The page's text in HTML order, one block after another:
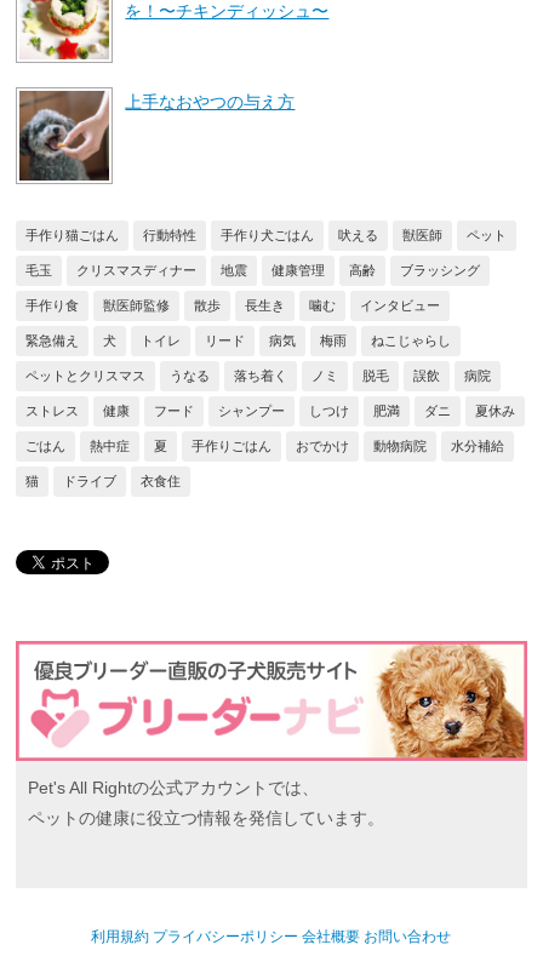
を！〜チキンディッシュ〜
上手なおやつの与え方
手作り猫ごはん 行動特性 手作り犬ごはん 吠える 獣医師 ペット
毛玉 クリスマスディナー 地震 健康管理 高齢 ブラッシング
手作り食 獣医師監修 散歩 長生き 噛む インタビュー
緊急備え 犬 トイレ リード 病気 梅雨 ねこじゃらし
ペットとクリスマス うなる 落ち着く ノミ 脱毛 誤飲 病院
ストレス 健康 フード シャンプー しつけ 肥満 ダニ 夏休み
ごはん 熱中症 夏 手作りごはん おでかけ 動物病院 水分補給
猫 ドライブ 衣食住
Pet's All Rightの公式アカウントでは、
ペットの健康に役立つ情報を発信しています。
利用規約 プライバシーポリシー 会社概要 お問い合わせ